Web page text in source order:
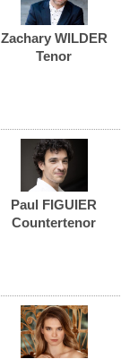
Zachary WILDER
Tenor
Paul FIGUIER
Countertenor